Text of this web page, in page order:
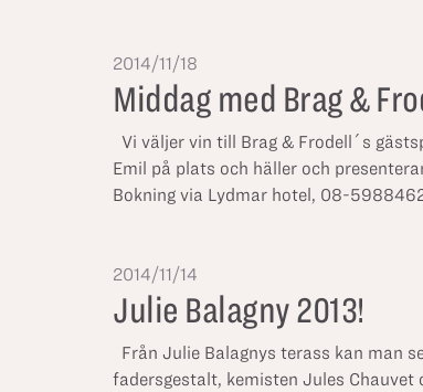
2014/11/18
Middag med Brag &
Vi väljer vin till Brag & Frodell´s
Emil på plats och häller och
Bokning via Lydmar hotel, 08-
2014/11/14
Julie Balagny 2013!
Från Julie Balagnys terass kan man
fadersgestalt, kemisten Jules